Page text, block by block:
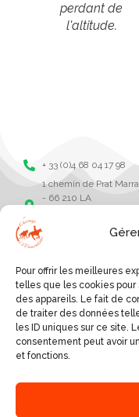
Pour offrir les meilleures
telles que les cookies
des appareils. Le fait de
de traiter des données
les ID uniques sur ce site.
consentement peut avoir
et fonctions.
perdant de
l'altitude.
+ 33 (0)4 68 04 17 98
1 chemin de Prat Marra
- 66 210 LA
Pyrénées Orientales
Chevaux de la
tramontane